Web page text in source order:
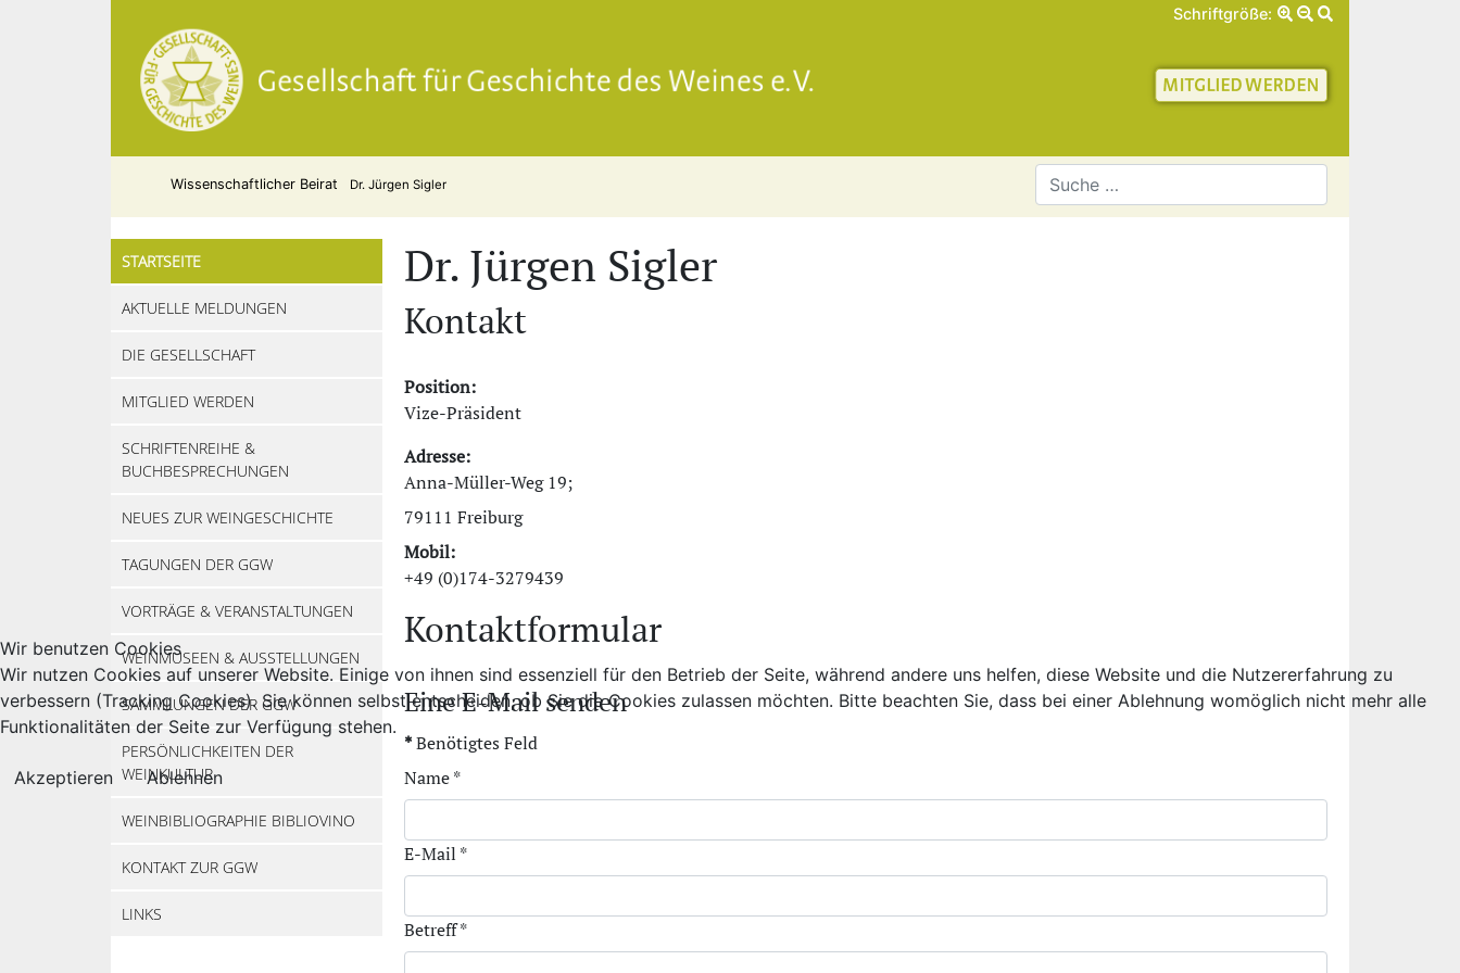
Schriftgröße:
Gesellschaft für Geschichte
Wissenschaftlicher Beirat Dr. Jürgen Sigler
STARTSEITE
AKTUELLE MELDUNGEN
DIE GESELLSCHAFT
MITGLIED WERDEN
SCHRIFTENREIHE &
BUCHBESPRECHUNGEN
NEUES ZUR WEINGESCHICHTE
TAGUNGEN DER GGW
VORTRÄGE & VERANSTALTUNGEN
WEINMUSEEN & AUSSTELLUNGEN
SAMMLUNGEN DER GGW
PERSÖNLICHKEITEN DER
WEINKULTUR
WEINBIBLIOGRAPHIE BIBLIOVINO
KONTAKT ZUR GGW
LINKS
Dr. Jürgen Sigler
Kontakt
Position:
Vize-Präsident
Adresse:
Anna-Müller-Weg 19;
79111 Freiburg
Mobil:
+49 (0)174-3279439
Kontaktformular
Eine E-Mail senden
*Benötigtes Feld
Name*
E-Mail *
Betreff*
Wir benutzen Cookies
Wir nutzen Cookies auf unserer Website. Einige von ihnen sind essenziell für den Betrieb der Seite, während andere uns helfen, diese Website und die Nutzererfahrung zu
verbessern (Tracking Cookies). Sie können selbst entscheiden, ob Sie die Cookies zulassen möchten. Bitte beachten Sie, dass bei einer Ablehnung womöglich nicht mehr alle
Funktionalitäten der Seite zur Verfügung stehen.
Akzeptieren Ablehnen